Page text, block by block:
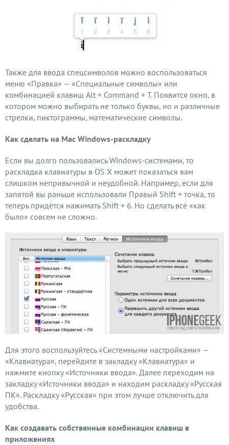
Также для ввода спецсимволов можно воспользоваться
меню «Правка» — «Специальные символы» или
комбинацией клавиш Alt + Command + T. Появится окно, в
котором можно выбирать не только буквы, но и различные
стрелки, пиктограммы, математические символы.
Как сделать на Мас Windows-раскладку
Если вы долго пользовались Windows-системами, то
раскладка клавиатуры в OS X может показаться вам
слишком непривычной и неудобной. Например, если для
запятой вы раньше использовали Правый Shift + точка, то
теперь придётся нажимать Shift + 6. Но сделать всё «как
было» совсем не сложно.
Для этого воспользуйтесь «Системными настройками» —
«Клавиатура», перейдите в закладку «Клавиатура» и
нажмите кнопку «Источники ввода». Далее переходим на
закладку «Источники ввода» и находим раскладку «Русская
ПК». Раскладку «Русская» при этом лучше отключить для
удобства.
Как создавать собственные комбинации клавиш в
приложениях